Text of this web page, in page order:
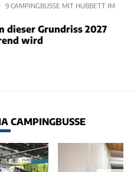
9 CAMPINGBUSSE MIT HUBBETT IM
dieser Grundriss 2027
wird
CAMPINGBUSSE